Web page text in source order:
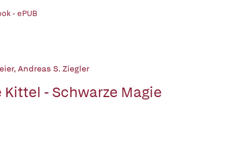
- ePUB
, Andreas S. Ziegler
Kittel - Schwarze Magie